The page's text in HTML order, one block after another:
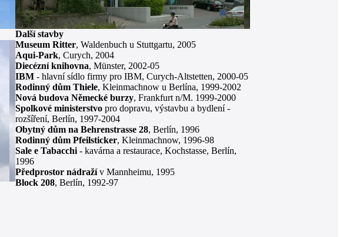
Další stavby
Museum Ritter, Waldenbuch u Stuttgartu, 2005
Aqui-Park, Curych, 2004
Diecézní knihovna, Münster, 2002-05
IBM - hlavní sídlo firmy pro IBM, Curych-Altstetten, 2000-05
Rodinný dům Thiele, Kleinmachnow u Berlína, 1999-2002
Nová budova Německé burzy, Frankfurt n/M. 1999-2000
Spolkové ministerstvo pro dopravu, výstavbu a bydlení -
rozšíření, Berlín, 1997-2004
Obytný dům na Behrenstrasse 28, Berlín, 1996
Rodinný dům Pfeilsticker, Kleinmachnow, 1996-98
Sale e Tabacchi - kavárna a restaurace, Kochstasse, Berlín,
1996
Předprostor nádražív Mannheimu, 1995
Block 208, Berlín, 1992-97